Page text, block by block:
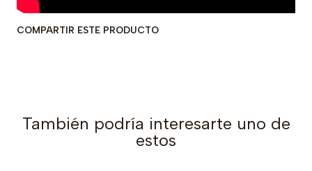
COMPARTIR ESTE PRODUCTO
También podría interesarte uno de
estos